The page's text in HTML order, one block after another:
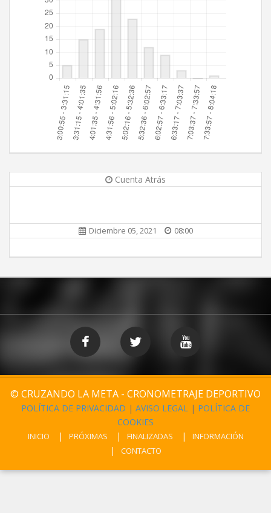
Cuenta Atrás
Diciembre 05, 2021 08:00
© CRUZANDO LA META - CRONOMETRAJE DEPORTIVO
POLÍTICA DE PRIVACIDAD | AVISO LEGAL | POLÍTICA DE
COOKIES
INICIO PRÓXIMAS FINALIZADAS
INFORMACIÓN
CONTACTO